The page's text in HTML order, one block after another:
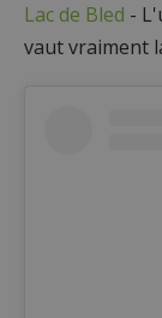
Lac de Bled -
vaut vraiment